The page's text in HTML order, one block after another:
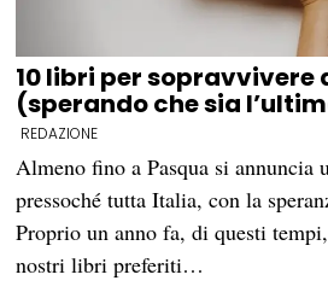
10 libri per sopravvivere
(sperando che sia
REDAZIONE
Almeno fino a Pasqua si annuncia
pressoché tutta Italia, con la
Proprio un anno fa, di questi
nostri libri preferiti…